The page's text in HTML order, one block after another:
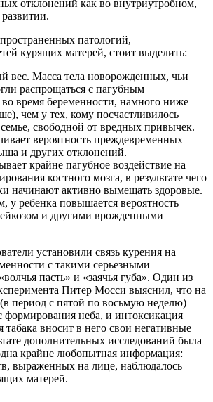
отклонений как во внутриутробном,
патологий,
курящих матерей, стоит выделить:
вес. Масса тела новорожденных, чьи
распрощаться с пагубным
во время беременности, намного ниже
чем у тех, кому посчастливилось
семье, свободной от вредных привычек.
вероятность преждевременных
и других отклонений.
крайне пагубное воздействие на
костного мозга, в результате чего
начинают активно вымещать здоровые.
у ребенка повышается вероятность
и другими врожденными
установили связь курения на
с такими серьезными
пасть» и «заячья губа». Один из
Питер Мосси выяснил, что на
период с пятой по восьмую неделю)
формирования неба, и интоксикация
табака вносит в него свои негативные
дополнительных исследований была
крайне любопытная информация:
выраженных на лице, наблюдалось
матерей.